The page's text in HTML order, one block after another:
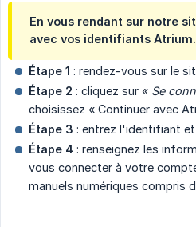
En vous rendant sur notre
avec vos identifiants Atrium.
Étape 1 : rendez-vous sur le
Étape 2 : cliquez sur « Se
choisissez « Continuer avec
Étape 3 : entrez l'identifiant
Étape 4 : renseignez les
vous connecter à votre
manuels numériques compris